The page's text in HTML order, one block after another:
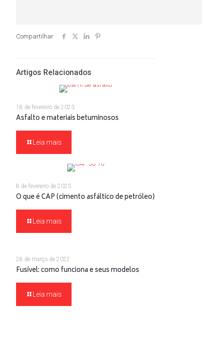
Compartilhar
Artigos Relacionados
18 de fevereiro de 2023
Asfalto e materiais betuminosos
Leia mais
8 de fevereiro de 2023
O que é CAP (cimento asfáltico de petróleo)
Leia mais
28 de março de 2022
Fusível: como funciona e seus modelos
Leia mais